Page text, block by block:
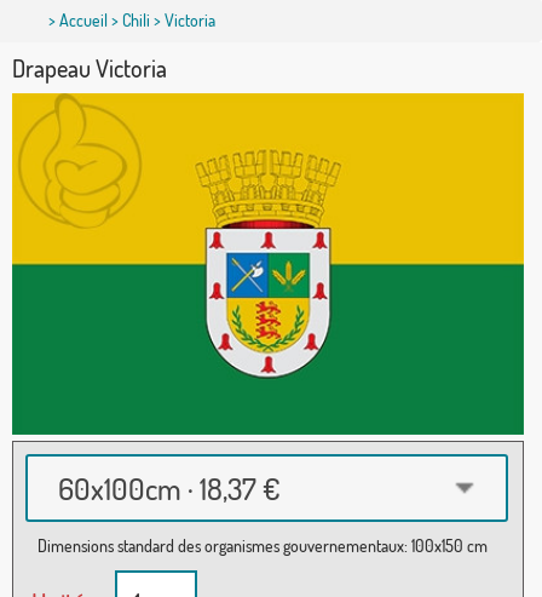
>Accueil>Chili > Victoria
Drapeau Victoria
60x100cm · 18,37 €
Dimensions standard des organismes gouvernementaux: 100x150 cm